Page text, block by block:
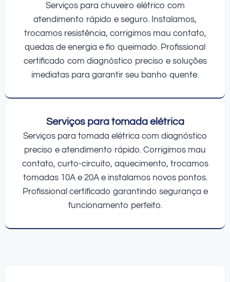
Serviços para chuveiro elétrico com
atendimento rápido e seguro. Instalamos,
trocamos resistência, corrigimos mau contato,
quedas de energia e fio queimado. Profissional
certificado com diagnóstico preciso e soluções
imediatas para garantir seu banho quente.
Serviços para tomada elétrica
Serviços para tomada elétrica com diagnóstico
preciso e atendimento rápido. Corrigimos mau
contato, curto-circuito, aquecimento, trocamos
tomadas 10A e 20A e instalamos novos pontos.
Profissional certificado garantindo segurança e
funcionamento perfeito.